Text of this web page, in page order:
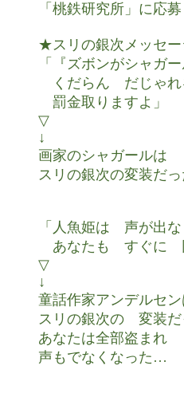
「桃鉄研究所」に応募
★スリの銀次メッセー
「『ズボンがシャガ
くだらん　だじゃれ
罰金取りますよ」
▽
↓
画家のシャガールは
スリの銀次の変装だっ
「人魚姫は　声が出
あなたも　すぐに　
▽
↓
童話作家アンデルセン
スリの銀次の　変装だ
あなたは全部盗まれ
声もでなくなった…